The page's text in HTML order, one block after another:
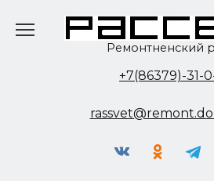
Ремонтненский
+7(86379)-31-